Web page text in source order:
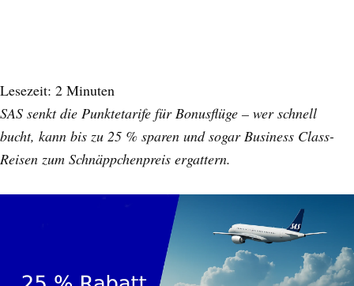
Lesezeit: 2 Minuten
SAS senkt die Punktetarife für Bonusflüge – wer schnell
bucht, kann bis zu 25 % sparen und sogar Business Class-
Reisen zum Schnäppchenpreis ergattern.